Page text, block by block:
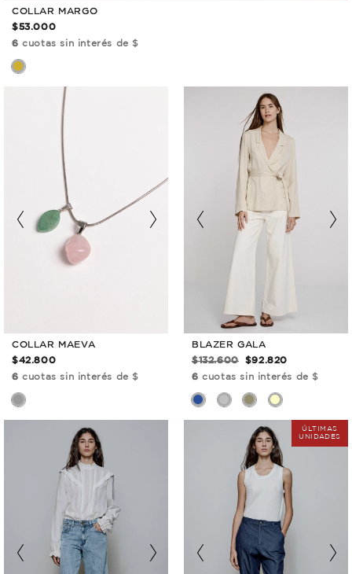
COLLAR MARGO
$53.000
6 cuotas sin interés de $
COLLAR MAEVA
$42.800
6 cuotas sin interés de $
BLAZER GALA
$132.600
$92.820
6 cuotas sin interés de $